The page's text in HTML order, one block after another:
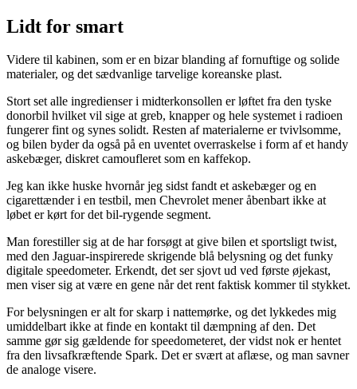
Lidt for smart
Videre til kabinen, som er en bizar blanding af fornuftige og solide
materialer, og det sædvanlige tarvelige koreanske plast.
Stort set alle ingredienser i midterkonsollen er løftet fra den tyske
donorbil hvilket vil sige at greb, knapper og hele systemet i radioen
fungerer fint og synes solidt. Resten af materialerne er tvivlsomme,
og bilen byder da også på en uventet overraskelse i form af et handy
askebæger, diskret camoufleret som en kaffekop.
Jeg kan ikke huske hvornår jeg sidst fandt et askebæger og en
cigarettænder i en testbil, men Chevrolet mener åbenbart ikke at
løbet er kørt for det bil-rygende segment.
Man forestiller sig at de har forsøgt at give bilen et sportsligt twist,
med den Jaguar-inspirerede skrigende blå belysning og det funky
digitale speedometer. Erkendt, det ser sjovt ud ved første øjekast,
men viser sig at være en gene når det rent faktisk kommer til stykket.
For belysningen er alt for skarp i nattemørke, og det lykkedes mig
umiddelbart ikke at finde en kontakt til dæmpning af den. Det
samme gør sig gældende for speedometeret, der vidst nok er hentet
fra den livsafkræftende Spark. Det er svært at aflæse, og man savner
de analoge visere.